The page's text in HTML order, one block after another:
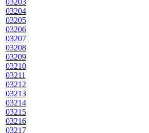
03203
03204
03205
03206
03207
03208
03209
03210
03211
03212
03213
03214
03215
03216
03217